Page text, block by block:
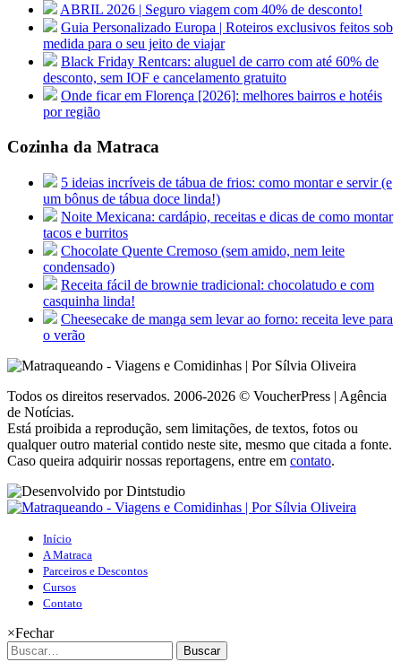
ABRIL 2026 | Seguro viagem com 40% de desconto!
Guia Personalizado Europa | Roteiros exclusivos feitos sob
medida para o seu jeito de viajar
Black Friday Rentcars: aluguel de carro com até 60% de
desconto, sem IOF e cancelamento gratuito
Onde ficar em Florença [2026]: melhores bairros e hotéis
por região
Cozinha da Matraca
5 ideias incríveis de tábua de frios: como montar e servir (e
um bônus de tábua doce linda!)
Noite Mexicana: cardápio, receitas e dicas de como montar
tacos e burritos
Chocolate Quente Cremoso (sem amido, nem leite
condensado)
Receita fácil de brownie tradicional: chocolatudo e com
casquinha linda!
Cheesecake de manga sem levar ao forno: receita leve para
o verão
Todos os direitos reservados. 2006-2026 © VoucherPress | Agência
de Notícias.
Está proibida a reprodução, sem limitações, de textos, fotos ou
qualquer outro material contido neste site, mesmo que citada a fonte.
Caso queira adquirir nossas reportagens, entre em contato.
Início
A Matraca
Parceiros e Descontos
Cursos
Contato
×Fechar
Buscar